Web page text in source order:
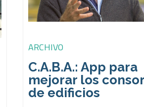
ARCHIVO
C.A.B.A.: App para
mejorar los
de edificios